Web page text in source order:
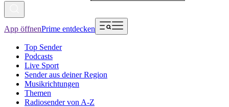
App öffnenPrime entdecken
Top Sender
Podcasts
Live Sport
Sender aus deiner Region
Musikrichtungen
Themen
Radiosender von A-Z